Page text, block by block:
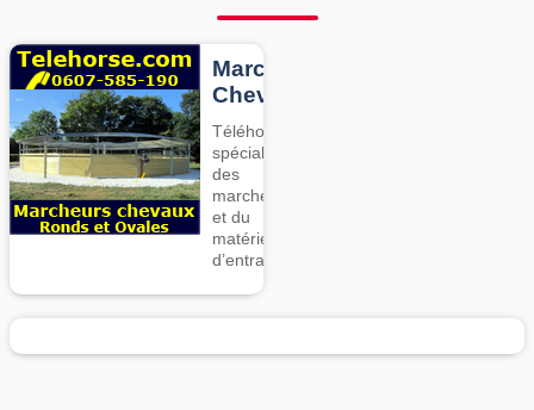
Marcheurs
Chevaux
Téléhorse,
spécialiste
des
marcheurs
et du
matériel
d’entrainement